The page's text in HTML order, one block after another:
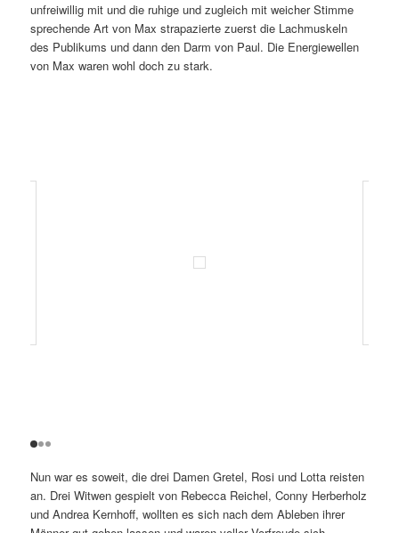
unfreiwillig mit und die ruhige und zugleich mit weicher Stimme
sprechende Art von Max strapazierte zuerst die Lachmuskeln
des Publikums und dann den Darm von Paul. Die Energiewellen
von Max waren wohl doch zu stark.
Nun war es soweit, die drei Damen Gretel, Rosi und Lotta reisten
an. Drei Witwen gespielt von Rebecca Reichel, Conny Herberholz
und Andrea Kernhoff, wollten es sich nach dem Ableben ihrer